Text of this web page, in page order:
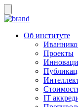
Об институте
Проекты
IT